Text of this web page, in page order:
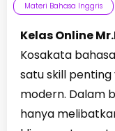
Materi Bahasa Inggris
Kelas Online
Kosakata
satu skill penting
modern. Dalam
hanya